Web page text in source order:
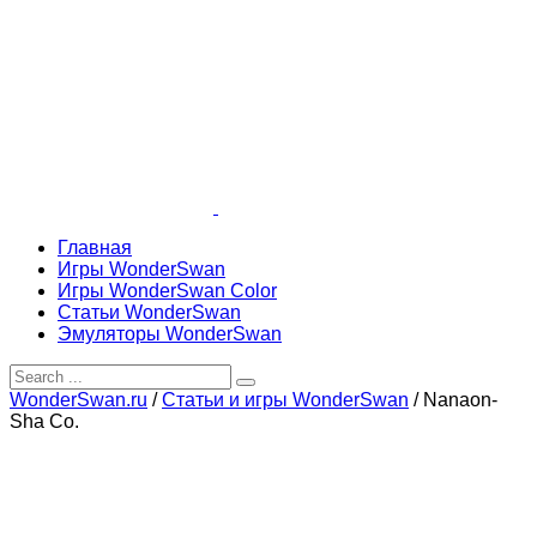
Главная
Игры WonderSwan
Игры WonderSwan Color
Статьи WonderSwan
Эмуляторы WonderSwan
WonderSwan.ru /Статьи и игры WonderSwan / Nanaon-
Sha Co.